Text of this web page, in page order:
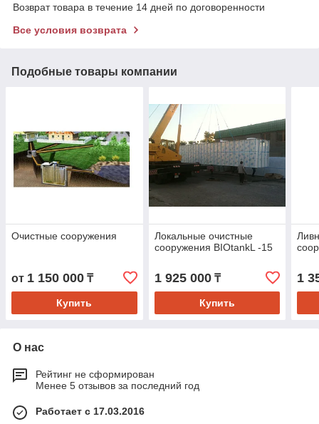
Возврат товара в течение 14 дней по договоренности
Все условия возврата
Подобные товары компании
Очистные сооружения
от 1 150 000 ₸
Купить
Локальные очистные
сооружения BIOtankL -15
1 925 000₸
Купить
1
О нас
Рейтинг не сформирован
Менее 5 отзывов за последний год
Работает с 17.03.2016